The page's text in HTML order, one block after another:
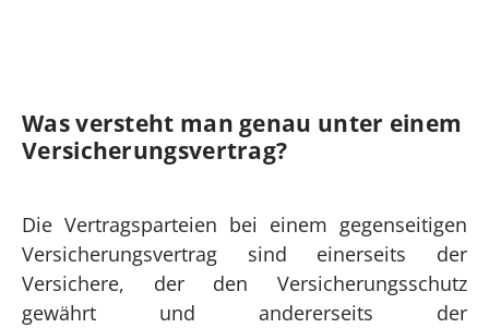
Was versteht man genau unter einem
Versicherungs­vertrag?
Die Vertragsparteien bei einem gegenseitigen
Versicherungsvertrag sind einerseits der
Versichere, der den Versicherungsschutz
gewährt und andererseits der